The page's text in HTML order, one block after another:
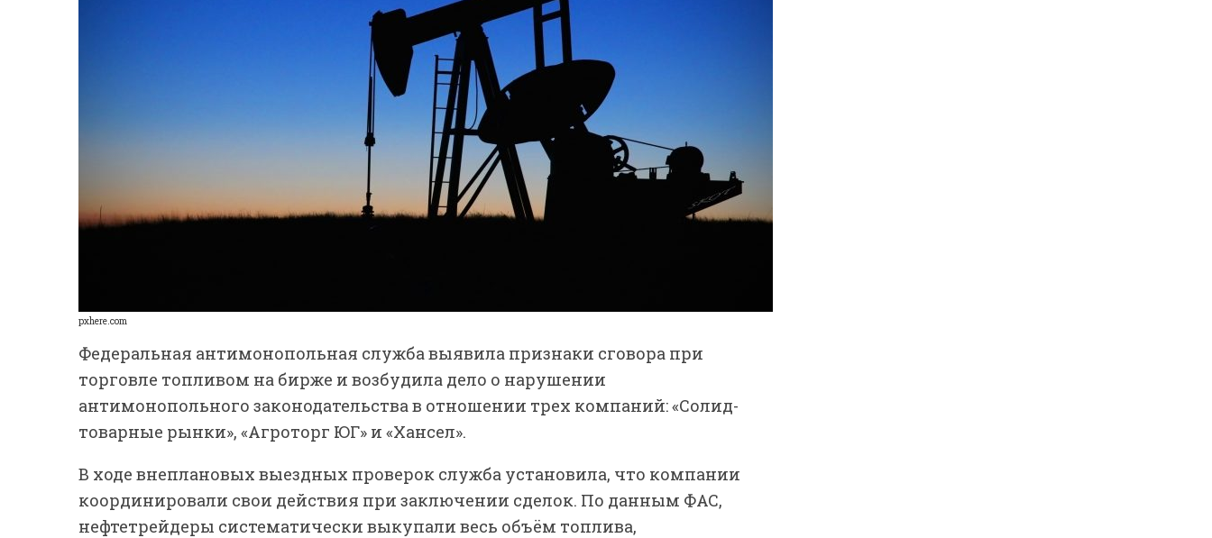
pxhere.com
Федеральная антимонопольная служба выявила признаки сговора при
торговле топливом на бирже и возбудила дело о нарушении
антимонопольного законодательства в отношении трех компаний: «Солид-
товарные рынки», «Агроторг ЮГ» и «Хансел».
В ходе внеплановых выездных проверок служба установила, что компании
координировали свои действия при заключении сделок. По данным ФАС,
нефтетрейдеры систематически выкупали весь объём топлива,